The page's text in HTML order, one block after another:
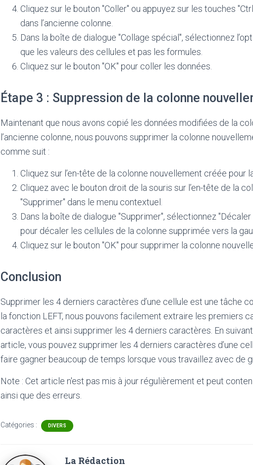
Cliquez sur le bouton "Coller" ou appuyez sur les touches
dans l’ancienne colonne.
Dans la boîte de dialogue "Collage spécial", sélectionnez
que les valeurs des cellules et pas les formules.
Cliquez sur le bouton "OK" pour coller les données.
Étape 3 : Suppression de la colonne
Maintenant que nous avons copié les données modifiées de la
l’ancienne colonne, nous pouvons supprimer la colonne
comme suit :
Cliquez sur l’en-tête de la colonne nouvellement créée pour
Cliquez avec le bouton droit de la souris sur l’en-tête de la
"Supprimer" dans le menu contextuel.
Dans la boîte de dialogue "Supprimer", sélectionnez
pour décaler les cellules de la colonne supprimée vers la
Cliquez sur le bouton "OK" pour supprimer la colonne
Conclusion
Supprimer les 4 derniers caractères d’une cellule est une tâche
la fonction LEFT, nous pouvons facilement extraire les premiers
caractères et ainsi supprimer les 4 derniers caractères. En
article, vous pouvez supprimer les 4 derniers caractères d’une
faire gagner beaucoup de temps lorsque vous travaillez avec de
Note : Cet article n'est pas mis à jour régulièrement et peut
ainsi que des erreurs.
Catégories : DIVERS
La Rédaction